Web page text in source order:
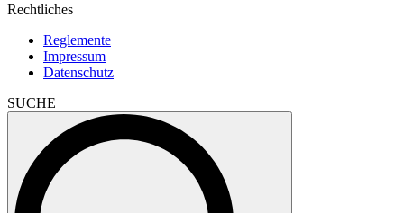
Rechtliches
Reglemente
Impressum
Datenschutz
SUCHE